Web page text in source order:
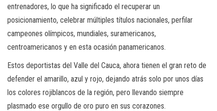
entrenadores, lo que ha significado el recuperar un
posicionamiento, celebrar múltiples títulos nacionales, perfilar
campeones olímpicos, mundiales, suramericanos,
centroamericanos y en esta ocasión panamericanos.
Estos deportistas del Valle del Cauca, ahora tienen el gran reto de
defender el amarillo, azul y rojo, dejando atrás solo por unos días
los colores rojiblancos de la región, pero llevando siempre
plasmado ese orgullo de oro puro en sus corazones.